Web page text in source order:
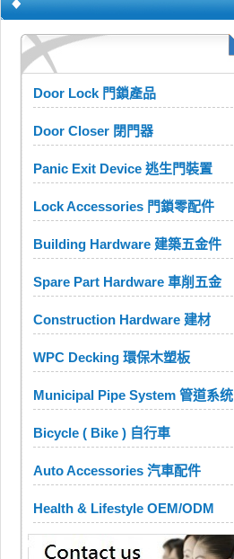
Door Lock 門鎖產品
Door Closer 閉門器
Panic Exit Device 逃生門裝置
Lock Accessories 門鎖零配件
Building Hardware 建築五金件
Spare Part Hardware 車削五金
Construction Hardware 建材
WPC Decking 環保木塑板
Municipal Pipe System 管道系统
Bicycle ( Bike ) 自行車
Auto Accessories 汽車配件
Health & Lifestyle OEM/ODM